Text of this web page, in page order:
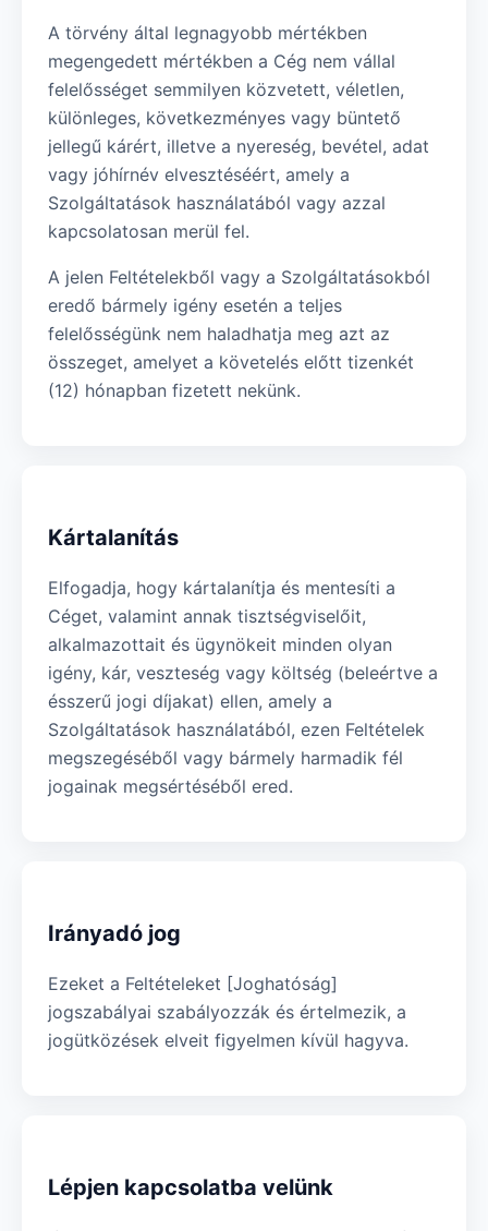
A törvény által legnagyobb mértékben
megengedett mértékben a Cég nem vállal
felelősséget semmilyen közvetett, véletlen,
különleges, következményes vagy büntető
jellegű kárért, illetve a nyereség, bevétel, adat
vagy jóhírnév elvesztéséért, amely a
Szolgáltatások használatából vagy azzal
kapcsolatosan merül fel.
A jelen Feltételekből vagy a Szolgáltatásokból
eredő bármely igény esetén a teljes
felelősségünk nem haladhatja meg azt az
összeget, amelyet a követelés előtt tizenkét
(12) hónapban fizetett nekünk.
Kártalanítás
Elfogadja, hogy kártalanítja és mentesíti a
Céget, valamint annak tisztségviselőit,
alkalmazottait és ügynökeit minden olyan
igény, kár, veszteség vagy költség (beleértve a
ésszerű jogi díjakat) ellen, amely a
Szolgáltatások használatából, ezen Feltételek
megszegéséből vagy bármely harmadik fél
jogainak megsértéséből ered.
Irányadó jog
Ezeket a Feltételeket [Joghatóság]
jogszabályai szabályozzák és értelmezik, a
jogütközések elveit figyelmen kívül hagyva.
Lépjen kapcsolatba velünk